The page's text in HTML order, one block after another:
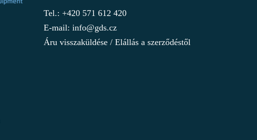
Tel.: +420 571 612 420
E-mail: info@gds.cz
Áru visszaküldése / Elállás a szerződéstől